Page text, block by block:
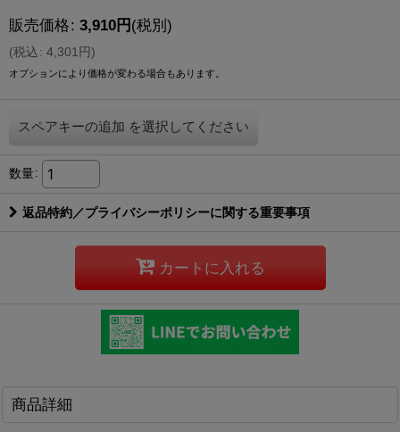
販売価格: 3,910円(税別)
(税込: 4,301 円)
オプションにより価格が変わる場合もあります。
スペアキーの追加 を選択してください
数量:
返品特約／プライバシーポリシーに関する重要事項
カートに入れる
商品詳細